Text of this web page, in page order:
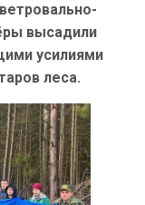
высадили
усилиями
леса.